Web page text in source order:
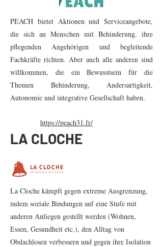
PEACH bietet Aktionen und Serviceangebote,
die sich an Menschen mit Behinderung, ihre
pflegenden Angehörigen und begleitende
Fachkräfte richten. Aber auch alle anderen sind
willkommen, die ein Bewusstsein für die
Themen Behinderung, Andersartigkeit,
Autonomie und integrative Gesellschaft haben.
https://peach31.fr/
LA CLOCHE
La Cloche kämpft gegen extreme Ausgrenzung,
indem soziale Bindungen auf eine Stufe mit
anderen Anliegen gestellt werden (Wohnen,
Essen, Gesundheit etc.), den Alltag von
Obdachlosen verbessern und gegen ihre Isolation